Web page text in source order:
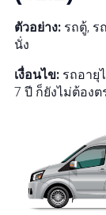
ตัวอย่าง: รถตู้, ร
นั่ง
เงื่อนไข: รถอายุ
7 ปี ก็ยังไม่ต้อง